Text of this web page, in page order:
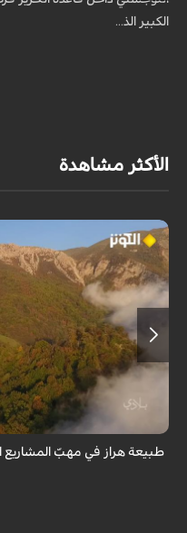
الكبير الذ...
الأكثر مشاهدة
من قلب طبيعة هراز التي كانت
المعد من كارثة بيئية: "وحش
طبيعة هراز في مهبّ المشاريع